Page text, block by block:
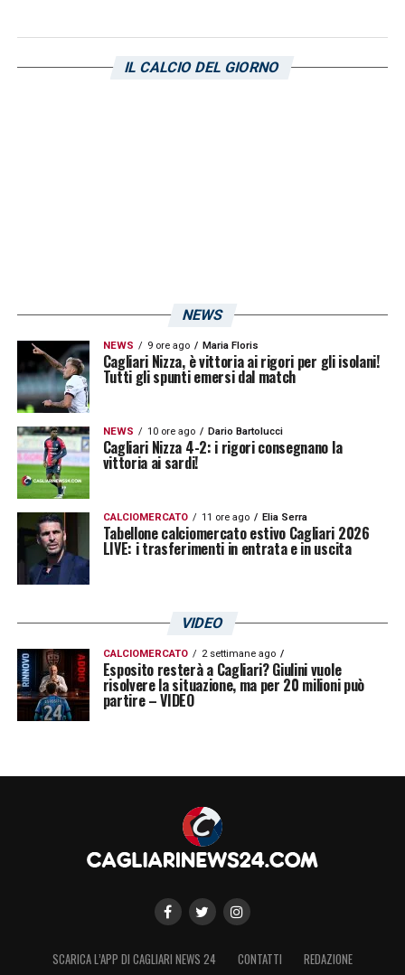
Bruno Alves, Capuano, Ceppitelli,
Attaccanti:Borriello, Giannetti, Sau
LA PLAYLIST DELLE NOSTRE TOP NEWS
IL CALCIO DEL GIORNO
NEWS
NEWS 9 ore ago Maria Floris
Cagliari Nizza, è vittoria ai rigori per gli isolani!
Tutti gli spunti emersi dal match
NEWS 10 ore ago Dario Bartolucci
Cagliari Nizza 4-2: i rigori consegnano la
vittoria ai sardi!
CALCIOMERCATO 11 ore ago Elia Serra
Tabellone calciomercato estivo Cagliari 2026
LIVE: i trasferimenti in entrata e in uscita
VIDEO
CALCIOMERCATO 2 settimane ago
Esposito resterà a Cagliari? Giulini vuole
risolvere la situazione, ma per 20 milioni può
partire – VIDEO
SCARICA L’APP DI CAGLIARI NEWS 24 CONTATTI
REDAZIONE